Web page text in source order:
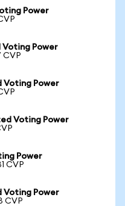
Power
Power
CVP
Power
Voting Power
Power
CVP
Voting Power
CVP